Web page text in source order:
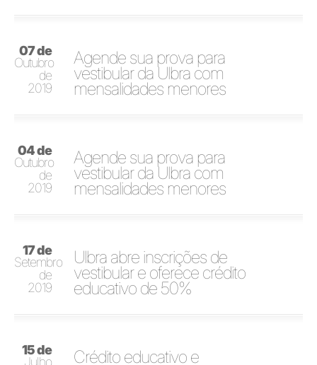
07 de
Outubro
de
2019
Agende sua prova para
vestibular da Ulbra com
mensalidades menores
04 de
Outubro
de
2019
Agende sua prova para
vestibular da Ulbra com
mensalidades menores
17 de
Setembro
de
2019
Ulbra abre inscrições de
vestibular e oferece crédito
educativo de 50%
15 de
Julho
Crédito educativo e